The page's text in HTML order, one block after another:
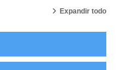
Expandir todo